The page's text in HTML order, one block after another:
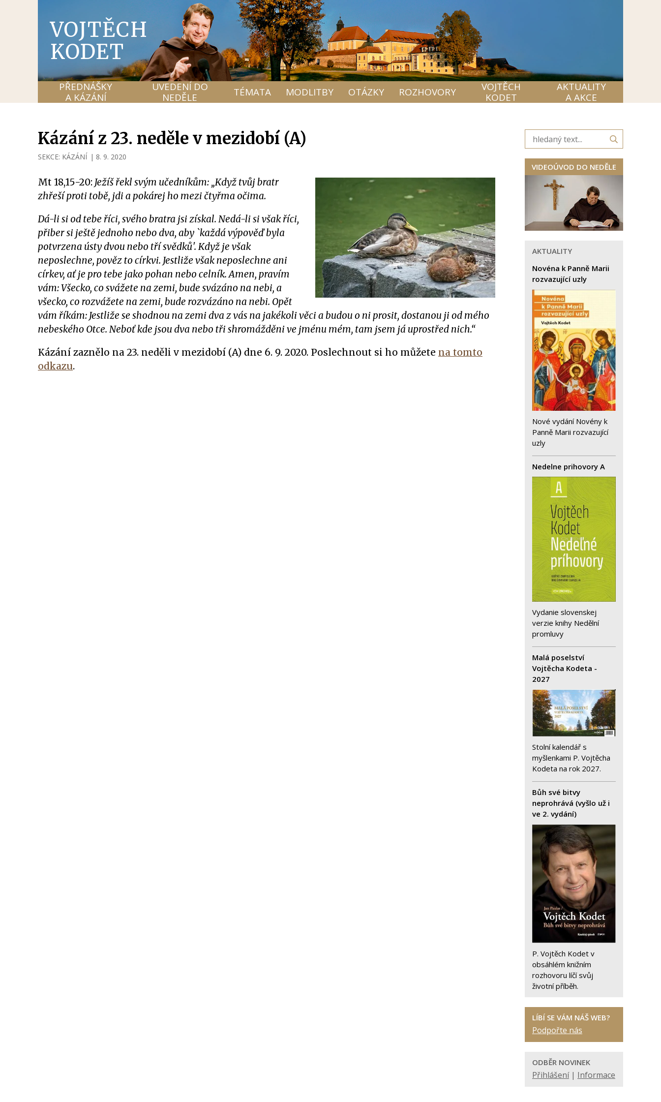
VOJTĚCH
KODET
PŘEDNÁŠKY
A KÁZÁNÍ
UVEDENÍ DO
NEDĚLE
TÉMATA MODLITBY OTÁZKY ROZHOVORY
VOJTĚCH
KODET
AKTUALITY
A AKCE
Kázání z 23. neděle v mezidobí (A)
SEKCE: KÁZÁNÍ | 8. 9. 2020
Mt 18,15-20: Ježíš řekl svým učedníkům: „Když tvůj bratr
zhřeší proti tobě, jdi a pokárej ho mezi čtyřma očima.
Dá-li si od tebe říci, svého bratra jsi získal. Nedá-li si však říci,
přiber si ještě jednoho nebo dva, aby `každá výpověď byla
potvrzena ústy dvou nebo tří svědků'. Když je však
neposlechne, pověz to církvi. Jestliže však neposlechne ani
církev, ať je pro tebe jako pohan nebo celník. Amen, pravím
vám: Všecko, co svážete na zemi, bude svázáno na nebi, a
všecko, co rozvážete na zemi, bude rozvázáno na nebi. Opět
vám říkám: Jestliže se shodnou na zemi dva z vás na jakékoli věci a budou o ni prosit, dostanou ji od mého
nebeského Otce. Neboť kde jsou dva nebo tři shromážděni ve jménu mém, tam jsem já uprostřed nich.“
Kázání zaznělo na 23. neděli v mezidobí (A) dne 6. 9. 2020. Poslechnout si ho můžete na tomto
odkazu.
VIDEOÚVOD DO NEDĚLE
AKTUALITY
Novéna k Panně Marii
rozvazující uzly
Nové vydání Novény k
Panně Marii rozvazující
uzly
Nedelne prihovory A
Vydanie slovenskej
verzie knihy Nedělní
promluvy
Malá poselství
Vojtěcha Kodeta -
2027
Stolní kalendář s
myšlenkami P. Vojtěcha
Kodeta na rok 2027.
Bůh své bitvy
neprohrává (vyšlo už i
ve 2. vydání)
P. Vojtěch Kodet v
obsáhlém knižním
rozhovoru líčí svůj
životní příběh.
LÍBÍ SE VÁM NÁŠ WEB?
Podpořte nás
ODBĚR NOVINEK
Přihlášení| Informace